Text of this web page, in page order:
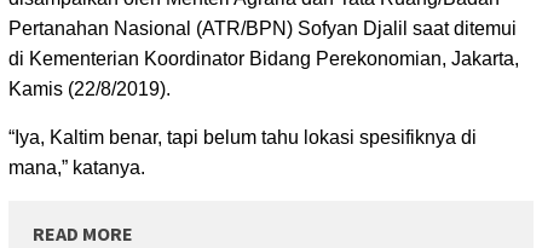
Pertanahan Nasional (ATR/BPN) Sofyan Djalil saat ditemui
di Kementerian Koordinator Bidang Perekonomian, Jakarta,
Kamis (22/8/2019).
“Iya, Kaltim benar, tapi belum tahu lokasi spesifiknya di
mana,” katanya.
READ MORE